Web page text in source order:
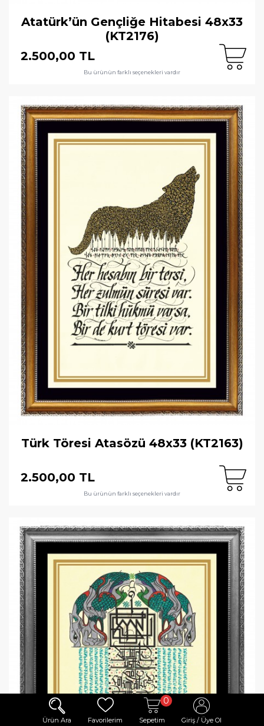
Ürün Ara Favorilerim
0
Sepetim Giriş / Üye Ol
Atatürk’ün Gençliğe Hitabesi 48x33
(KT2176)
2.500,00 TL
Bu ürünün farklı seçenekleri vardır
Türk Töresi Atasözü 48x33 (KT2163)
2.500,00 TL
Bu ürünün farklı seçenekleri vardır